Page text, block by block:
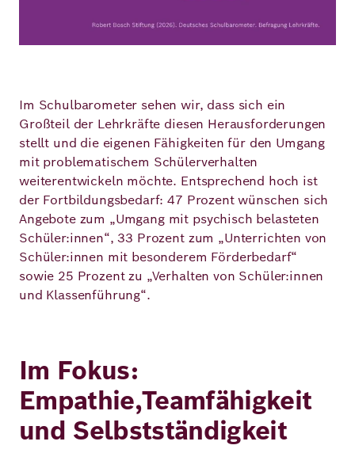
Im Schulbarometer sehen wir, dass sich ein
Großteil der Lehrkräfte diesen Herausforderungen
stellt und die eigenen Fähigkeiten für den Umgang
mit problematischem Schülerverhalten
weiterentwickeln möchte. Entsprechend hoch ist
der Fortbildungsbedarf: 47 Prozent wünschen sich
Angebote zum „Umgang mit psychisch belasteten
Schüler:innen“, 33 Prozent zum „Unterrichten von
Schüler:innen mit besonderem Förderbedarf“
sowie 25 Prozent zu „Verhalten von Schüler:innen
und Klassenführung“.
Im Fokus:
Empathie,Teamfähigkeit
und Selbstständigkeit